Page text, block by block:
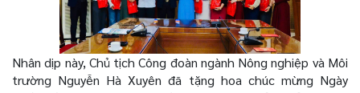
Nhân dịp này, Chủ tịch Công đoàn ngành Nông nghiệp và Môi
trường Nguyễn Hà Xuyên đã tặng hoa chúc mừng Ngày